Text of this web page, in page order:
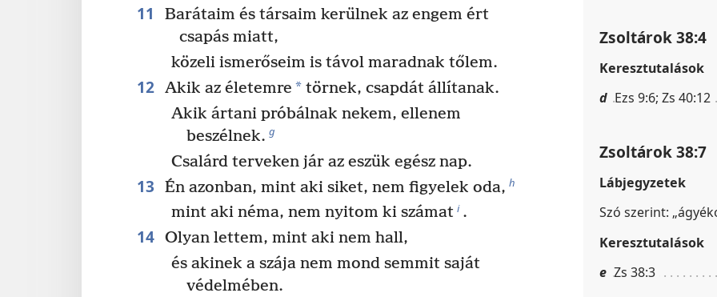
11
Barátaim és társaim kerülnek az engem ért
csapás miatt,
közeli ismerőseim is távol maradnak tőlem.
12 Akik az életemre *törnek, csapdát állítanak.
Akik ártani próbálnak nekem, ellenem
beszélnek. g
Csalárd terveken jár az eszük egész nap.
13 Én azonban, mint aki siket, nem figyelek oda, h
mint aki néma, nem nyitom ki számat i .
14 Olyan lettem, mint aki nem hall,
és akinek a szája nem mond semmit saját
védelmében.
Zsoltárok 38:4
Keresztutalások
d Ezs 9:6; Zs 40:12
Zsoltárok 38:7
Lábjegyzetek
Szó szerint:
Keresztutalások
e Zs 38:3